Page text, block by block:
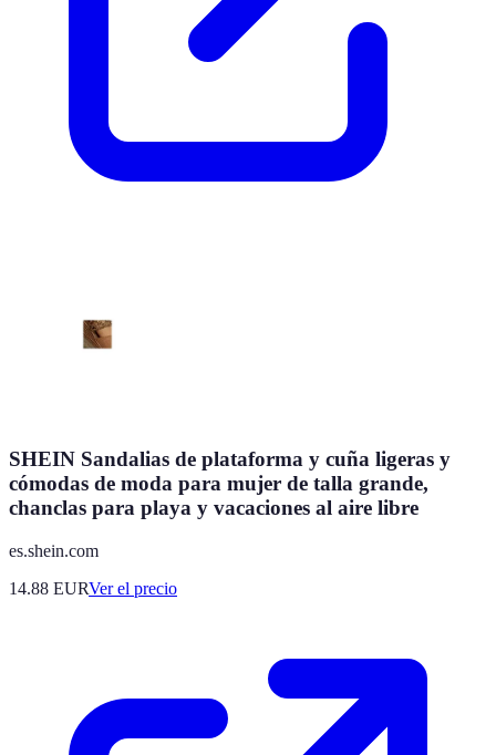
SHEIN Sandalias de plataforma y cuña ligeras y
cómodas de moda para mujer de talla grande,
chanclas para playa y vacaciones al aire libre
es.shein.com
14.88 EURVer el precio